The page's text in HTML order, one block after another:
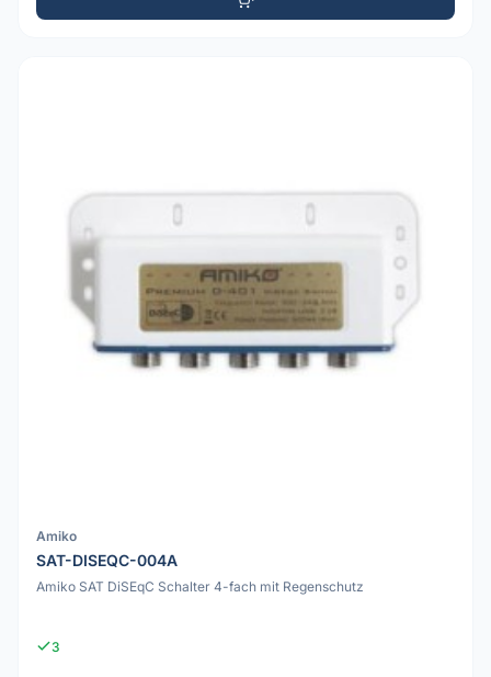
Amiko
SAT-DISEQC-004A
Amiko SAT DiSEqC Schalter 4-fach mit Regenschutz
3